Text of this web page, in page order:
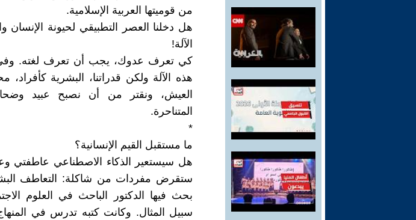
من قوميتها العربية الإسلامية.
هل دخلنا العصر التطبيقي لحيونة الإنسان
الآلة!
كي تعرف عدوك، يجب أن تعرف لغته. وفي
هذه الآلة ولكن قدراتنا، البشرية
العيش، ونقتر من أن نصبح عبيد وضحايا
المتناحرة.
*
ما مستقبل القيم الإنسانية؟
هل سيستعير الذكاء الاصطناعي عاطفتي
ستقرض مفردات من شاكلة: التعاطف
بحث فيها الدكتور الباحث في العلوم
سبيل المثال. وكانت كتبه تدرس في